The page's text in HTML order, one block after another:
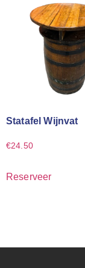
Statafel Wijnvat
€24.50
Reserveer